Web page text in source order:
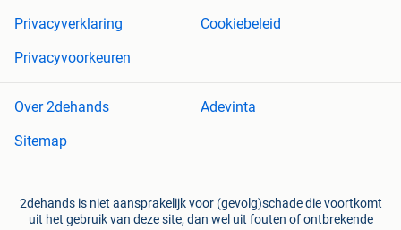
Privacyverklaring
Cookiebeleid
Privacyvoorkeuren
Over 2dehands
Adevinta
Sitemap
2dehands is niet aansprakelijk voor (gevolg)schade die voortkomt
uit het gebruik van deze site, dan wel uit fouten of ontbrekende